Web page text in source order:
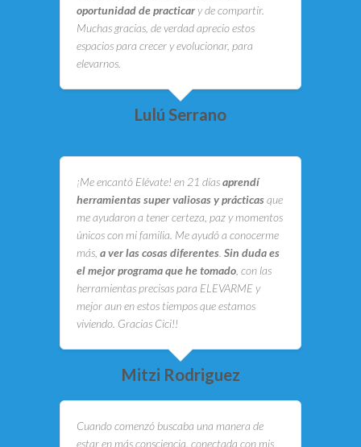
oportunidad de practicary de compartir.
Muchas gracias, de verdad aprecio estos
espacios para crecer y evolucionar, para
elevarnos.
Lulú Serrano
¡Me encantó Elévate! en 21 díasaprendí
herramientas super valiosas y prácticasque
me ayudaron a tener certeza, paz y momentos
únicos con mi familia. Me ayudó a conocerme
más, a ver las cosas diferentes Sin duda es
el mejor programa que he tomado , con las
herramientas precisas para ELEVARME y
mejor aun en estos tiempos que estamos
viviendo. Gracias Cici!!
Mitzi Rodriguez
Cuando comenzó buscaba una manera de
estar en más consciencia, conectada con mis